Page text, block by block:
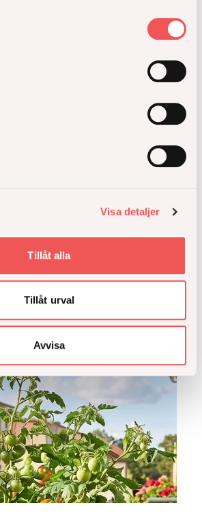
Visa detaljer
Tillåt alla
Tillåt urval
Avvisa
sval under